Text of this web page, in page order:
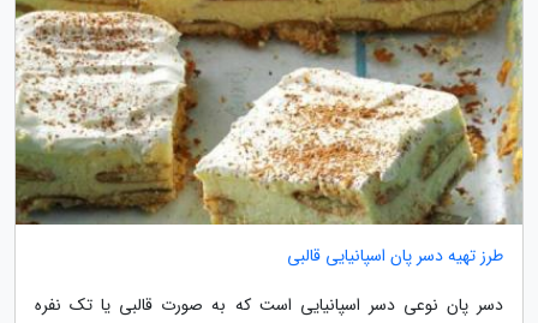
طرز تهیه دسر پان اسپانیایی قالبی
دسر پان نوعی دسر اسپانیایی است که به صورت قالبی یا تک نفره